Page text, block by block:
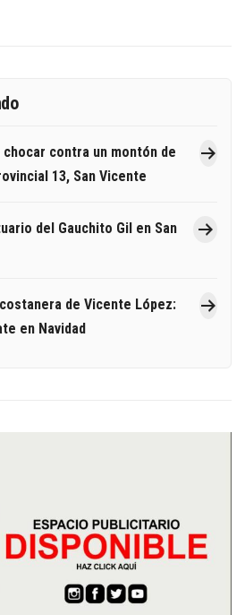
contra un montón de
13, San Vicente
del Gauchito Gil en San
de Vicente López:
en Navidad